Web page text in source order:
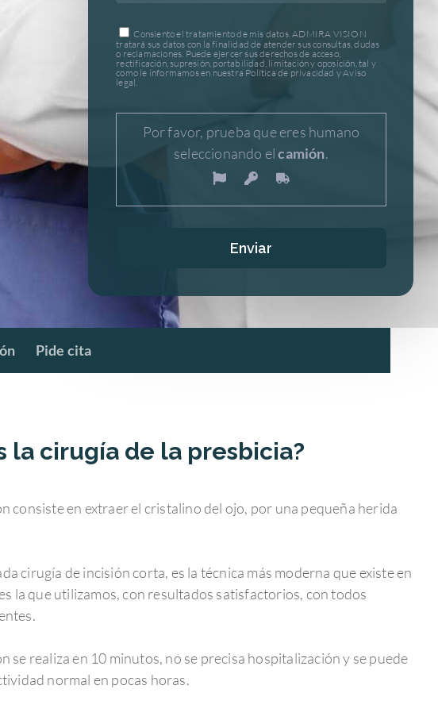
Consiento el tratamiento de mis datos. ADMIRA VISION
tratará sus datos con la finalidad de atender sus consultas, dudas
o reclamaciones. Puede ejercer sus derechos de acceso,
rectificación, supresión, portabilidad, limitación y oposición, tal y
como le informamos en nuestra Política de privacidad y Aviso
legal.
Por favor, prueba que eres humano
seleccionando elcamión.
Pide cita
la cirugía de la presbicia?
consiste en extraer el cristalino del ojo, por una pequeña herida
cirugía de incisión corta, es la técnica más moderna que existe en
la que utilizamos, con resultados satisfactorios, con todos
se realiza en 10 minutos, no se precisa hospitalización y se puede
normal en pocas horas.